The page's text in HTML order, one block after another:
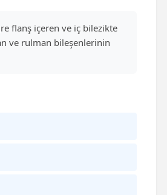
flanş içeren ve iç bilezikte
ve rulman bileşenlerinin